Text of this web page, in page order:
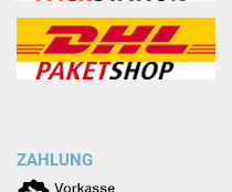
ZAHLUNG